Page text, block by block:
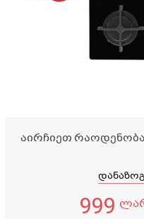
აირჩიეთ რაოდენობა
999